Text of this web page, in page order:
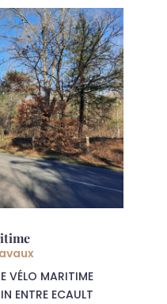
VÉLO MARITIME
ENTRE ECAULT